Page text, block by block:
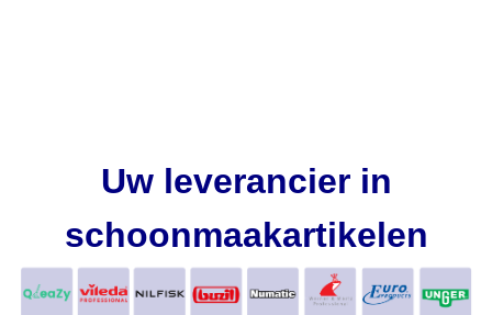
Uw leverancier in
schoonmaakartikelen